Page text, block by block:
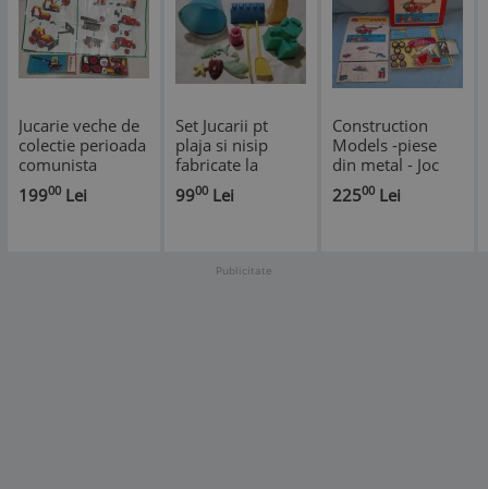
Jucarie veche de
colectie perioada
comunista
PHILIFORRM 401
Joc de
19900 Lei
Set Jucarii pt
plaja si nisip
fabricate la
Energia
Constanta in anul
9900 Lei
Construction
Models -piese
din metal - Joc
constructie,
Jucarie veche de
22500 Lei
Publicitate